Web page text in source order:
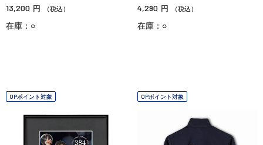
13,200 円 （税込）
在庫：○
4,290 円 （税込）
在庫：○
OPポイント対象 OPポイント対象